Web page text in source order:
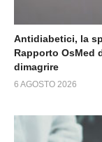
Antidiabetici, la
Rapporto OsMed
dimagrire
6 AGOSTO 2026